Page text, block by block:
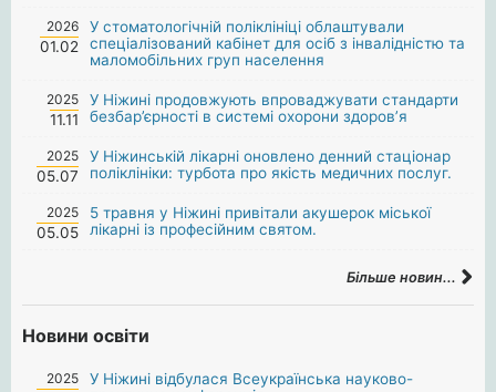
2026
01.02
У стоматологічній поліклініці облаштували
спеціалізований кабінет для осіб з інвалідністю та
маломобільних груп населення
2025
11.11
У Ніжині продовжують впроваджувати стандарти
безбар’єрності в системі охорони здоров’я
2025
05.07
У Ніжинській лікарні оновлено денний стаціонар
поліклініки: турбота про якість медичних послуг.
2025
05.05
5 травня у Ніжині привітали акушерок міської
лікарні із професійним святом.
Більше новин...
Новини освіти
2025
У Ніжині відбулася Всеукраїнська науково-